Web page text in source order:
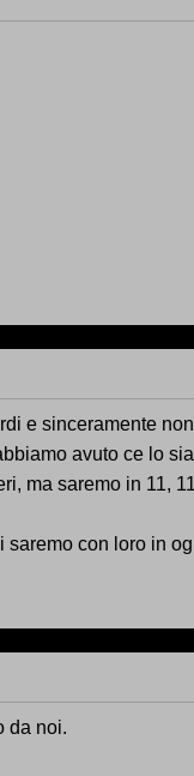
e sinceramente
avuto ce lo
ma saremo in 11,
con loro in
da noi.